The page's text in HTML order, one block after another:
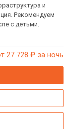
и
Рекомендуем
с детьми.
27 728 ₽ за ночь